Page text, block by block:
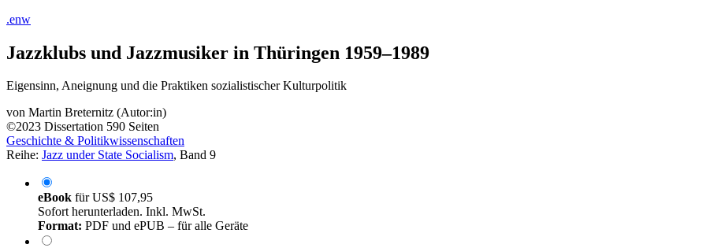
.enw
Jazzklubs und Jazzmusiker in Thüringen 1959–1989
Eigensinn, Aneignung und die Praktiken sozialistischer Kulturpolitik
von Martin Breternitz (Autor:in)
©2023 Dissertation 590 Seiten
Geschichte & Politikwissenschaften
Reihe: Jazz under State Socialism, Band 9
eBook fürUS$ 107,95
Sofort herunterladen. Inkl. MwSt.
Format: PDF und ePUB – für alle Geräte